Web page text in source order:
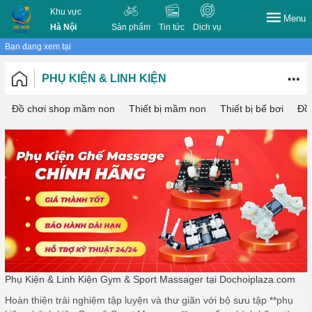
Khu vực
Hà Nội
Sản phẩm Tin tức Dịch vụ
Menu
Bạn đang xem tại
PHỤ KIỆN & LINH KIỆN
Đồ chơi shop mầm non Thiết bị mầm non Thiết bị bể bơi Đồ
Phụ Kiện & Linh Kiện Gym & Sport Massager tại Dochoiplaza.com
Hoàn thiện trải nghiệm tập luyện và thư giãn với bộ sưu tập **phụ